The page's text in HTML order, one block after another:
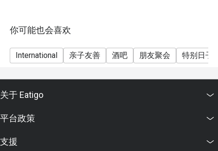
你可能也会喜欢
International 亲子友善 酒吧 朋友聚会 特别日子
关于 Eatigo
平台政策
支援